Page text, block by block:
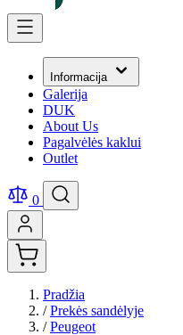
Informacija
Galerija
DUK
About Us
Pagalvėlės kaklui
Outlet
0
Pradžia
/ Prekės sandėlyje
/ Peugeot